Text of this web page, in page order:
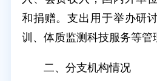
和捐赠。支出用于举办研
训、体质监测科技服务等管
二、分支机构情况